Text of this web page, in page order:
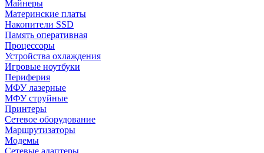
Майнеры
Материнские платы
Накопители SSD
Память оперативная
Процессоры
Устройства охлаждения
Игровые ноутбуки
Периферия
МФУ лазерные
МФУ струйные
Принтеры
Сетевое оборудование
Маршрутизаторы
Модемы
Сетевые адаптеры